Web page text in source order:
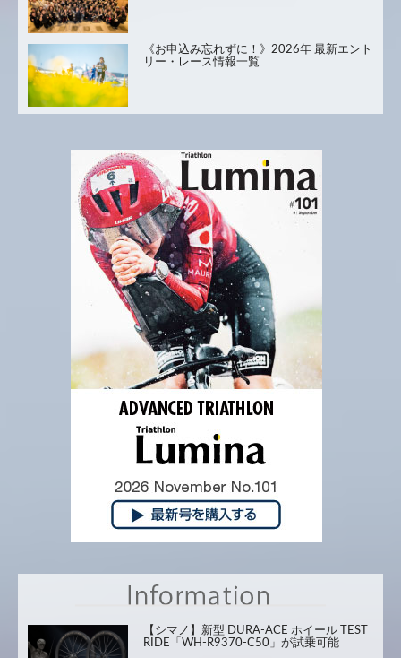
《お申込み忘れずに！》2026年 最新エント
リー・レース情報一覧
【シマノ】新型 DURA-ACE ホイール TEST
RIDE「WH-R9370-C50」が試乗可能